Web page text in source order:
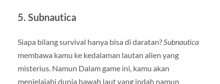
5. Subnautica
Siapa bilang survival hanya bisa di daratan? Subnautica
membawa kamu ke kedalaman lautan alien yang
misterius. Namun Dalam game ini, kamu akan
menjelajahi dunia bawah laut yang indah namun